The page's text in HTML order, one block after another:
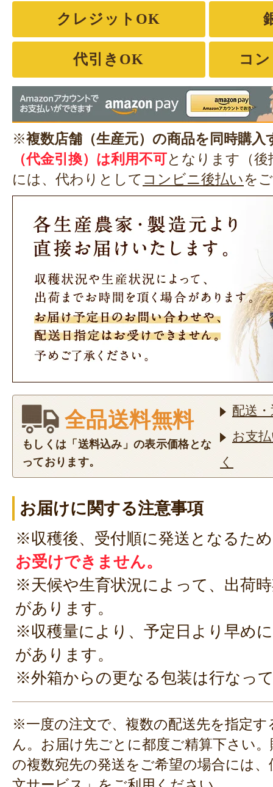
クレジットOK
代引きOK コ
※複数店舗（生産元）の商品を同時購入
（代金引換）は利用不可となります（
には、代わりとして コンビニ後払いを
全品送料無料
もしくは「送料込み」の表示価格とな
っております。
配送
お支
く
お届けに関する注意事項
※収穫後、受付順に発送となるため
お受けできません。
※天候や生育状況によって、出荷
があります。
※収穫量により、予定日より早め
があります。
※外箱からの更なる包装は行なっ
※一度の注文で、複数の配送先を指定
ん。お届け先ごとに都度ご精算下さい
の複数宛先の発送をご希望の場合には、